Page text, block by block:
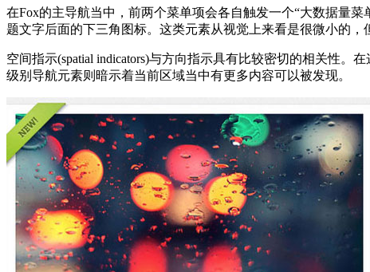
在Fox的主导航当中，前两个菜单项会各自触发一个“大数据量
题文字后面的下三角图标。这类元素从视觉上来看是很微小的
空间指示(spatial indicators)与方向指示具有比较密切的相关性
级别导航元素则暗示着当前区域当中有更多内容可以被发现。